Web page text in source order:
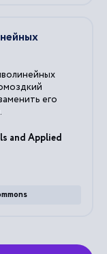
его
and Applied